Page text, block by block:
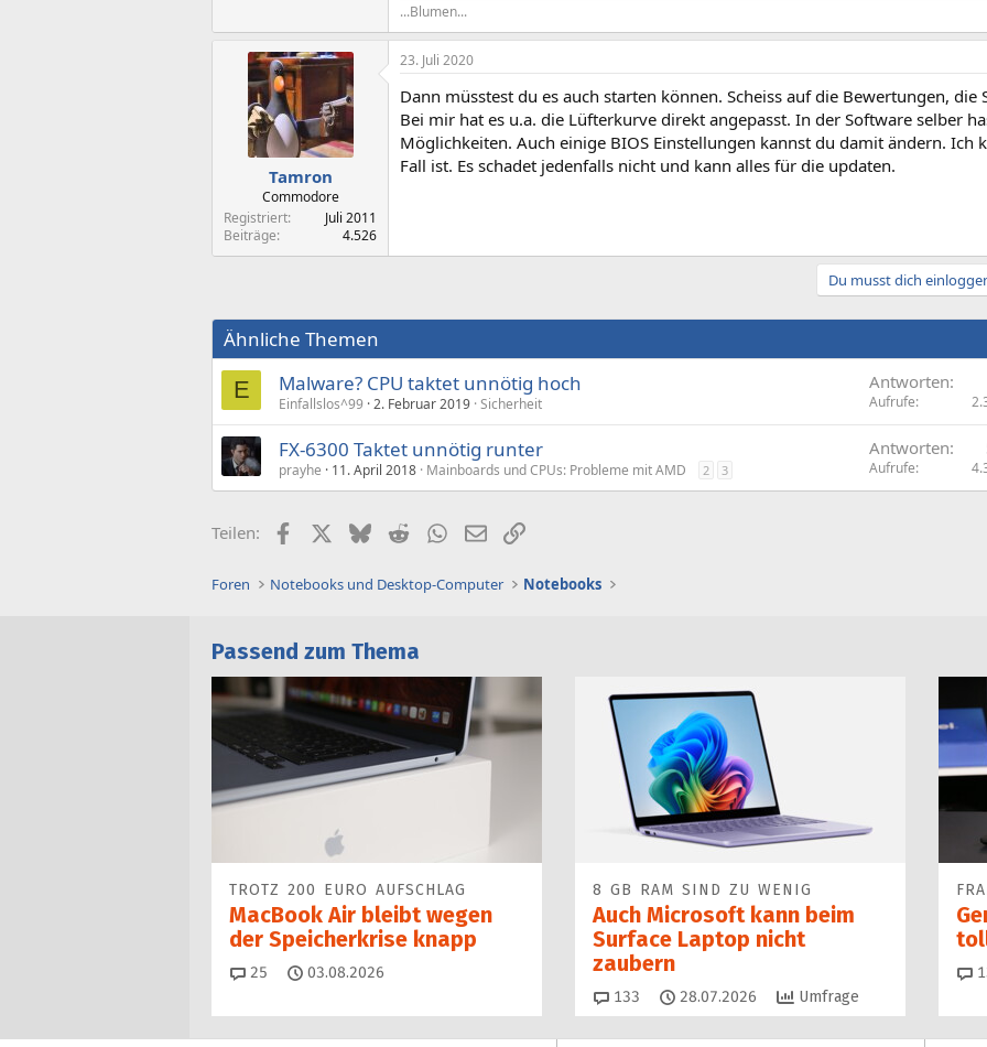
...Blumen...
Tamron
Commodore
Registriert
Juli 2011
Beiträge
4.526
23. Juli 2020
Dann müsstest du es auch starten können. Scheiss auf die Bewertungen,
Bei mir hat es u.a. die Lüfterkurve direkt angepasst. In der Software selber
Möglichkeiten. Auch einige BIOS Einstellungen kannst du damit ändern. Ich
Fall ist. Es schadet jedenfalls nicht und kann alles für die updaten.
Du musst dich
Ähnliche Themen
E Malware? CPU taktet unnötig hoch
Einfallslos^99 2. Februar 2019 Sicherheit
Antworten
Aufrufe
FX-6300 Taktet unnötig runter
prayhe 11. April 2018 Mainboards und CPUs: Probleme mit AMD 2 3
Antworten
Aufrufe
Teilen: FacebookX (Twitter)
BlueskyRedditWhatsApp
E-MailLink
Foren Notebooks und Desktop-Computer Notebooks
Passend zum Thema
TROTZ 200 EURO AUFSCHLAG
MacBook Air bleibt wegen
der Speicherkrise knapp
25 Kommentare
03.08.2026
8 GB RAM SIND ZU WENIG
Auch Microsoft kann beim
Surface Laptop nicht
zaubern
133 Kommentare
28.07.2026 Umfrage